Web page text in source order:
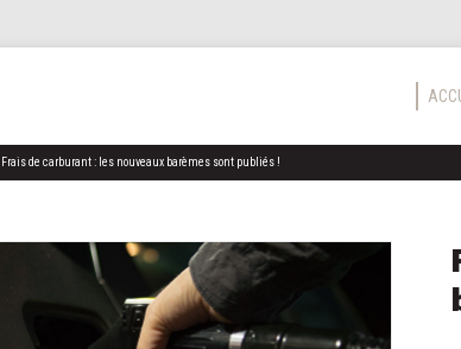
Frais de carburant : les nouveaux barèmes sont publiés !